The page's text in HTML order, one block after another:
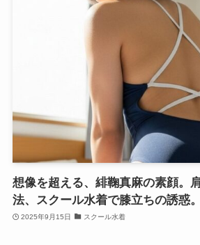
想像を超える、緋鞠真麻の素顔。
法、スクール水着で膝立ちの誘惑。
2025年9月15日 スクール水着